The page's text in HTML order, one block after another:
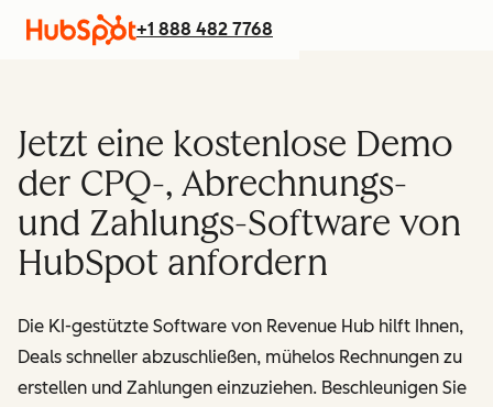
+1 888 482 7768
Jetzt eine kostenlose Demo
der CPQ-, Abrechnungs-
und Zahlungs-Software von
HubSpot anfordern
Die KI-gestützte Software von Revenue Hub hilft Ihnen,
Deals schneller abzuschließen, mühelos Rechnungen zu
erstellen und Zahlungen einzuziehen. Beschleunigen Sie